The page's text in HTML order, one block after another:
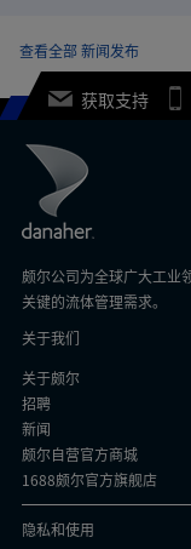
查看全部 新闻发布
获取支持
颇尔公司为全球广大工业
关键的流体管理需求。
关于我们
关于颇尔
招聘
新闻
颇尔自营官方商城
1688颇尔官方旗舰店
隐私和使用